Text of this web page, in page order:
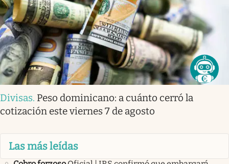
Divisas. Peso dominicano: a cuánto cerró la
cotización este viernes 7 de agosto
Las más leídas